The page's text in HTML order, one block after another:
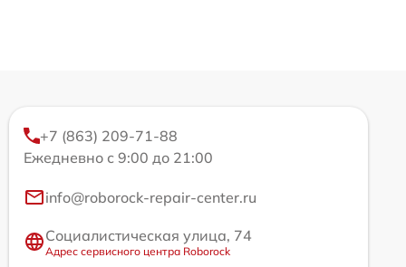
+7 (863) 209-71-88
Ежедневно с 9:00 до 21:00
info@roborock-repair-center.ru
Социалистическая улица, 74
Адрес сервисного центра Roborock